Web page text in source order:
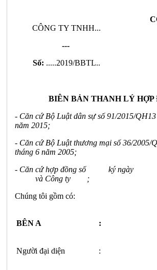
CÔNG TY TNHH...
---
Số: .....2019/BBTL..
BIÊN BẢN THANH LÝ HỢP
- Căn cứ Bộ Luật dân sự số 91/2015/QH13
năm 2015;
- Căn cứ Bộ Luật thương mại số 36/2005/
tháng 6 năm 2005;
- Căn cứ hợp đồng số ký ngày
và Công ty ;
Chúng tôi gồm có:
BÊN A :
Người đại diện :